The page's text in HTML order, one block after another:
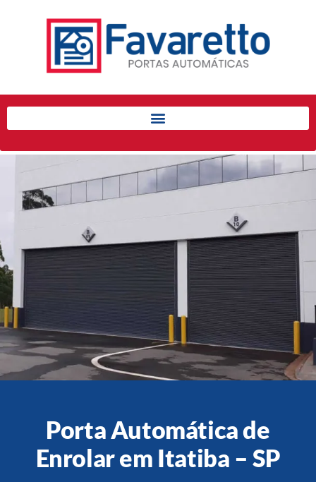
Início
Produtos
Automatizadores
Acessórios Para Portas de
Enrolar
Pintura eletrostática
Portfólio
Contato
Acessórios
Porta Automática de
Enrolar em Itatiba – SP